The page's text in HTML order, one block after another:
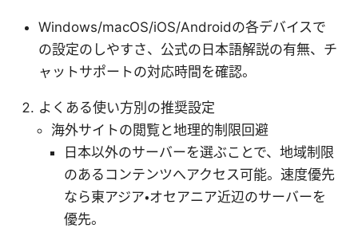
Windows/macOS/iOS/Androidの各デバイスで
の設定のしやすさ、公式の日本語解説の有無、チ
ャットサポートの対応時間を確認。
よくある使い方別の推奨設定
海外サイトの閲覧と地理的制限回避
日本以外のサーバーを選ぶことで、地域制限
のあるコンテンツへアクセス可能。速度優先
なら東アジア・オセアニア近辺のサーバーを
優先。